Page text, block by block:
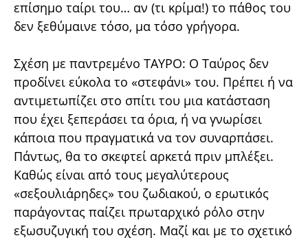
επίσημο ταίρι του… αν (τι κρίμα!) το πάθος του
δεν ξεθύμαινε τόσο, μα τόσο γρήγορα.
Σχέση με παντρεμένο ΤΑΥΡΟ: Ο Ταύρος δεν
προδίνει εύκολα το «στεφάνι» του. Πρέπει ή να
αντιμετωπίζει στο σπίτι του μια κατάσταση
που έχει ξεπεράσει τα όρια, ή να γνωρίσει
κάποια που πραγματικά να τον συναρπάσει.
Πάντως, θα το σκεφτεί αρκετά πριν μπλέξει.
Καθώς είναι από τους μεγαλύτερους
«σεξουλιάρηδες» του ζωδιακού, ο ερωτικός
παράγοντας παίζει πρωταρχικό ρόλο στην
εξωσυζυγική του σχέση. Μαζί και με το σχετικό